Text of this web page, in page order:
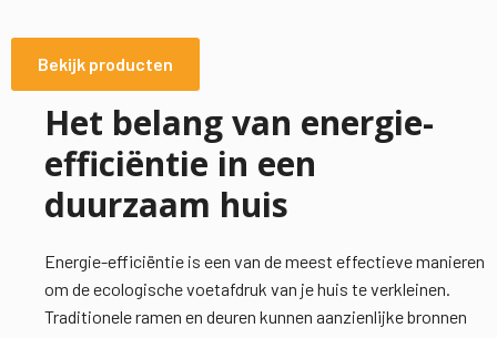
Bekijk producten
Het belang van energie-
efficiëntie in een
duurzaam huis
Energie-efficiëntie is een van de meest effectieve manieren
om de ecologische voetafdruk van je huis te verkleinen.
Traditionele ramen en deuren kunnen aanzienlijke bronnen